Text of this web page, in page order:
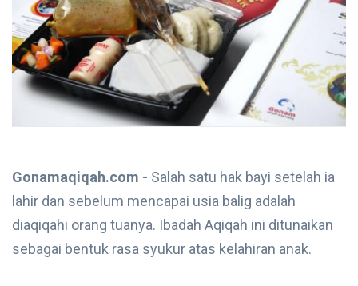
Gonamaqiqah.com - Salah satu hak bayi setelah ia
lahir dan sebelum mencapai usia balig adalah
diaqiqahi orang tuanya. Ibadah Aqiqah ini ditunaikan
sebagai bentuk rasa syukur atas kelahiran anak.